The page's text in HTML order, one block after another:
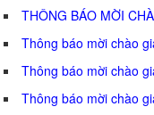
THÔNG BÁO MỜI
Thông báo mời chào
Thông báo mời chào
Thông báo mời chào